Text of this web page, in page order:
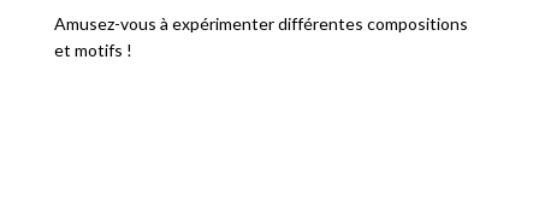
Amusez-vous à expérimenter différentes compositions
et motifs !